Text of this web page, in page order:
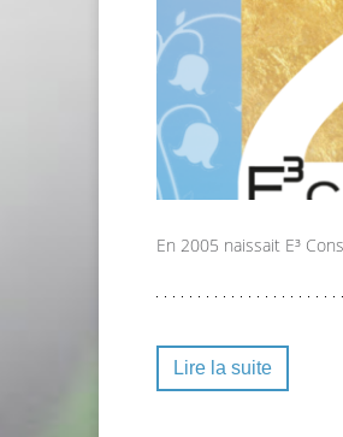
En 2005 naissait E³
Lire la suite